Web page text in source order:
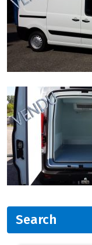
Search